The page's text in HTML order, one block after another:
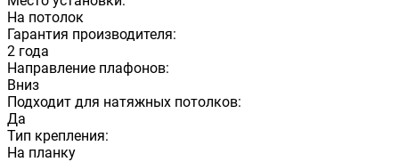
На потолок
Гарантия производителя:
2 года
Направление плафонов:
Вниз
Подходит для натяжных потолков:
Да
Тип крепления:
На планку